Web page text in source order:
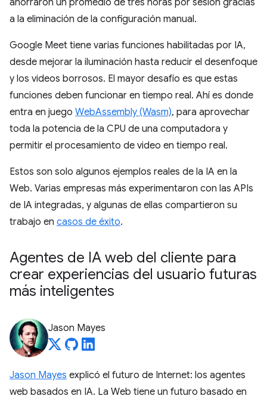
ahorraron un promedio de tres horas por sesión gracias
a la eliminación de la configuración manual.
Google Meet tiene varias funciones habilitadas por IA,
desde mejorar la iluminación hasta reducir el desenfoque
y los videos borrosos. El mayor desafío es que estas
funciones deben funcionar en tiempo real. Ahí es donde
entra en juego WebAssembly (Wasm), para aprovechar
toda la potencia de la CPU de una computadora y
permitir el procesamiento de video en tiempo real.
Estos son solo algunos ejemplos reales de la IA en la
Web. Varias empresas más experimentaron con las APIs
de IA integradas, y algunas de ellas compartieron su
trabajo en casos de éxito.
Agentes de IA web del cliente para
crear experiencias del usuario futuras
más inteligentes
Jason Mayes
Jason Mayes explicó el futuro de Internet: los agentes
web basados en IA. La Web tiene un futuro basado en